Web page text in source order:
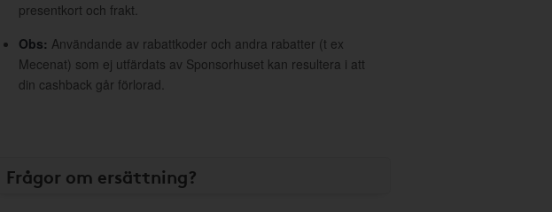
presentkort och frakt.
Obs: Användande av rabattkoder och andra rabatter (t ex
Mecenat) som ej utfärdats av Sponsorhuset kan resultera i att
din cashback går förlorad.
Frågor om ersättning?